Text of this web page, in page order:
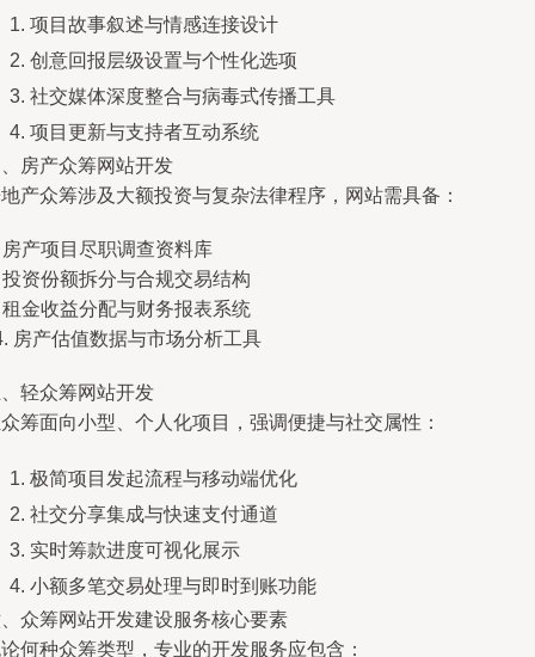
项目故事叙述与情感连接设计
创意回报层级设置与个性化选项
社交媒体深度整合与病毒式传播工具
项目更新与支持者互动系统
房产众筹网站开发
产众筹涉及大额投资与复杂法律程序，网站需具备：
产项目尽职调查资料库
资份额拆分与合规交易结构
金收益分配与财务报表系统
房产估值数据与市场分析工具
轻众筹网站开发
筹面向小型、个人化项目，强调便捷与社交属性：
极简项目发起流程与移动端优化
社交分享集成与快速支付通道
实时筹款进度可视化展示
小额多笔交易处理与即时到账功能
众筹网站开发建设服务核心要素
何种众筹类型，专业的开发服务应包含：